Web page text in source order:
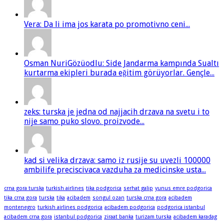
Vera: Da li ima jos karata po promotivno ceni...
Osman NuriGözüodlu: Side Jandarma kampında Sualtı
kurtarma ekipleri burada eğitim görüyorlar. Gençle...
zeks: turska je jedna od najjacih drzava na svetu i to
nije samo puko slovo. proizvode...
kad si velika drzava: samo iz rusije su uvezli 100000
ambilife preciscivaca vazduha za medicinske usta...
crna gora turska turkish airlines tika podgorica serhat galip yunus emre podgorica
tika crna gora turska tika acibadem songul ozan turska crna gora acibadem
montenegro turkish airlines podgorica acibadem podgorica podgorica istanbul
acibadem crna gora istanbul podgorica ziraat banka turizam turska acibadem karadag